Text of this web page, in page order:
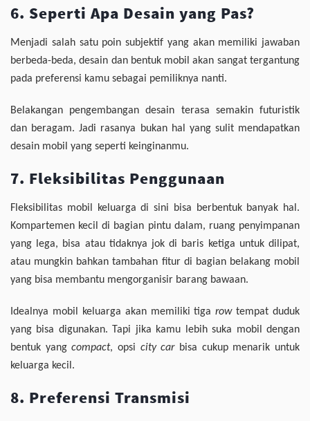
6. Seperti Apa Desain yang Pas?
Menjadi salah satu poin subjektif yang akan memiliki jawaban
berbeda-beda, desain dan bentuk mobil akan sangat tergantung
pada preferensi kamu sebagai pemiliknya nanti.
Belakangan pengembangan desain terasa semakin futuristik
dan beragam. Jadi rasanya bukan hal yang sulit mendapatkan
desain mobil yang seperti keinginanmu.
7. Fleksibilitas Penggunaan
Fleksibilitas mobil keluarga di sini bisa berbentuk banyak hal.
Kompartemen kecil di bagian pintu dalam, ruang penyimpanan
yang lega, bisa atau tidaknya jok di baris ketiga untuk dilipat,
atau mungkin bahkan tambahan fitur di bagian belakang mobil
yang bisa membantu mengorganisir barang bawaan.
Idealnya mobil keluarga akan memiliki tigarowtempat duduk
yang bisa digunakan. Tapi jika kamu lebih suka mobil dengan
bentuk yangcompact, opsi city carbisa cukup menarik untuk
keluarga kecil.
8. Preferensi Transmisi